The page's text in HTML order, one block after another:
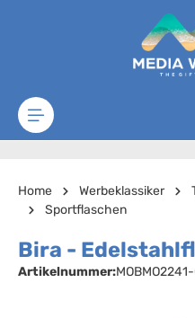
Zum Hauptinhalt springen
Home Werbeklassiker
Sportflaschen
Bira -
Artikelnummer: